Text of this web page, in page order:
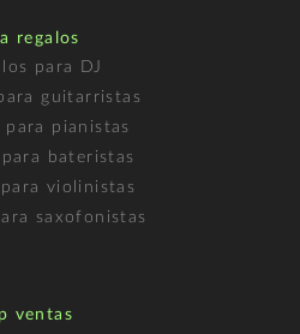
regalos
para DJ
guitarristas
para pianistas
para bateristas
para violinistas
saxofonistas
ventas